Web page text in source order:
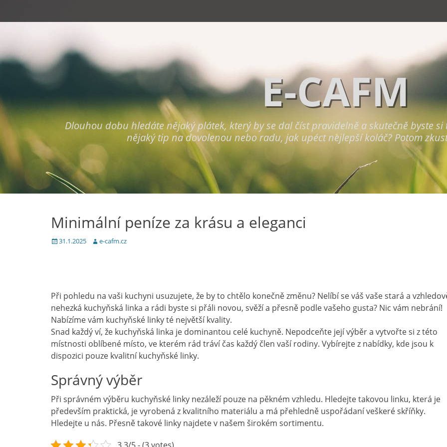
E-CAFM
Dlouhou dobu hledáte nějaký plátek, který by se dal číst pravidelně a skutečně byste
nějaký tip na dovolenou nebo radu, jak upéct nejlepší koláč? Potom
Minimální peníze za krásu a eleganci
Posted
31.1.2025 Author
e-cafm.cz
Při pohledu na vaši kuchyni usuzujete, že by to chtělo konečně změnu? Nelíbí se váš vaše stará a
nehezká kuchyňská linka a rádi byste si přáli novou, svěží a přesně podle vašeho gusta? Nic vám nebrání!
Nabízíme vám kuchyňské linky té největší kvality.
Snad každý ví, že kuchyňská linka je dominantou celé kuchyně. Nepodceňte její výběr a vytvořte si z této
místnosti oblíbené místo, ve kterém rád tráví čas každý člen vaší rodiny. Vybírejte z nabídky, kde jsou k
dispozici pouze kvalitníkuchyňské linky.
Správný výběr
Při správném výběru kuchyňské linky nezáleží pouze na pěkném vzhledu. Hledejte takovou linku, která je
především praktická, je vyrobená z kvalitního materiálu a má přehledně uspořádaní veškeré skříňky.
Hledejte u nás. Přesně takové linky najdete v našem širokém sortimentu.